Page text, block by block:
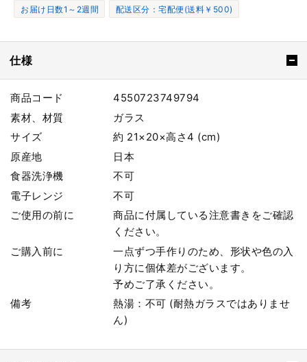
お届け日数1～2週間
配送区分：宅配便(送料￥500)
仕様
商品コード
4550723749794
素材、材質
ガラス
サイズ
約 21×20×高さ4 (cm)
原産地
日本
食器洗浄機
不可
電子レンジ
不可
ご使用の前に
商品に付属している注意書きをご確認
ください。
ご購入前に
一点ずつ手作りのため、形状や色の入
り方に個体差がございます。
予めご了承ください。
備考
熱湯：不可 (耐熱ガラスではありませ
ん)